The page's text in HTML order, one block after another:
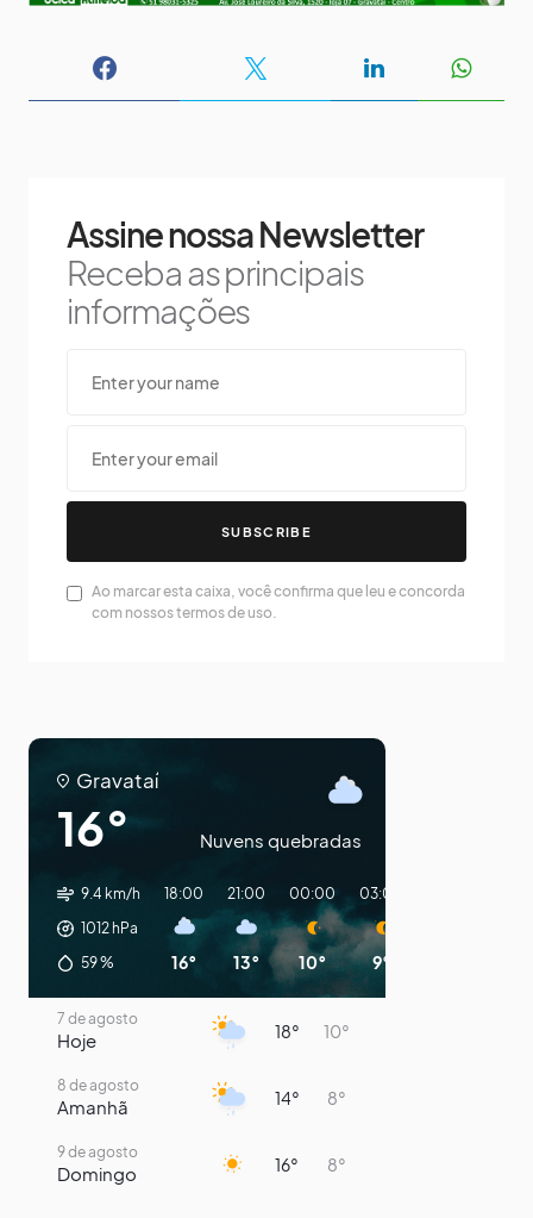
Assine nossa Newsletter
Receba as principais
informações
SUBSCRIBE
Ao marcar esta caixa, você confirma que leu e concorda
com nossos termos de uso.
Gravataí
16° Nuvens quebradas
9.4 km/h
1012 hPa
59%
18:00
16°
21:00
13°
00:00
10°
03:00
9°
7 de agosto
Hoje 18° 10°
8 de agosto
Amanhã 14° 8°
9 de agosto
Domingo 16° 8°